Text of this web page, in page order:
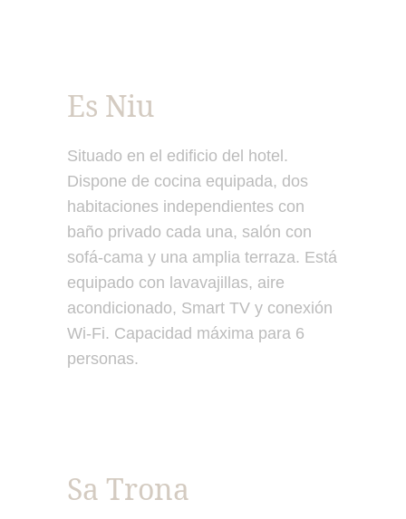
Es Niu
Situado en el edificio del hotel.
Dispone de cocina equipada, dos
habitaciones independientes con
baño privado cada una, salón con
sofá-cama y una amplia terraza. Está
equipado con lavavajillas, aire
acondicionado, Smart TV y conexión
Wi-Fi. Capacidad máxima para 6
personas.
Sa Trona